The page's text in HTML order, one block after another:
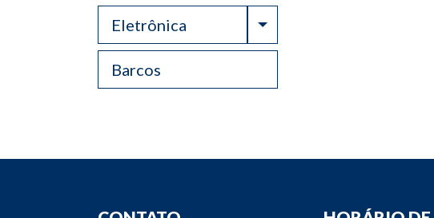
Eletrônica Toggle Dropdown
Barcos